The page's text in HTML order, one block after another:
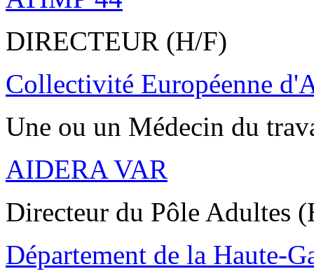
DIRECTEUR (H/F)
Collectivité Européenne
Une ou un Médecin du
AIDERA VAR
Directeur du Pôle Adultes
Département de la Haute-